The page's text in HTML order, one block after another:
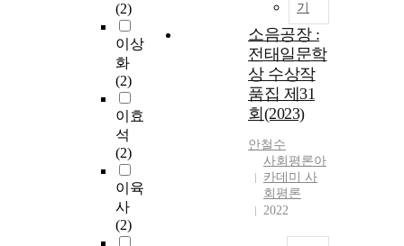
(2)
이상
화
(2)
이효
석
(2)
이육
사
(2)
기
소음공장 :
전태일문학
상 수상작
품집 제31
회(2023)
안철수
사회평론아
카데미 사
회평론
2022